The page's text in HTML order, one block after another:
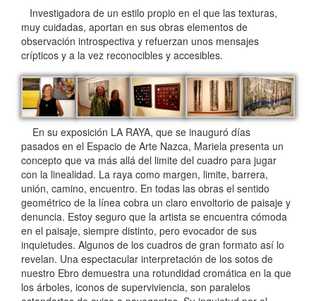
Investigadora de un estilo propio en el que las texturas,
muy cuidadas, aportan en sus obras elementos de
observación introspectiva y refuerzan unos mensajes
crípticos y a la vez reconocibles y accesibles.
En su exposición LA RAYA, que se inauguró días
pasados en el Espacio de Arte Nazca, Mariela presenta un
concepto que va más allá del limite del cuadro para jugar
con la linealidad. La raya como margen, limite, barrera,
unión, camino, encuentro. En todas las obras el sentido
geométrico de la línea cobra un claro envoltorio de paisaje y
denuncia. Estoy seguro que la artista se encuentra cómoda
en el paisaje, siempre distinto, pero evocador de sus
inquietudes. Algunos de los cuadros de gran formato así lo
revelan. Una espectacular interpretación de los sotos de
nuestro Ebro demuestra una rotundidad cromática en la que
los árboles, iconos de superviviencia, son paralelos